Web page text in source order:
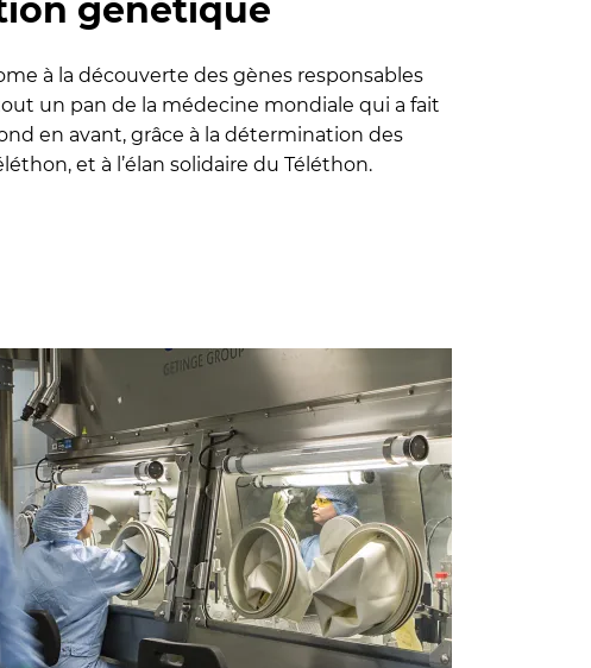
génétique
à la découverte des gènes responsables
un pan de la médecine mondiale qui a fait
en avant, grâce à la détermination des
et à l’élan solidaire du Téléthon.